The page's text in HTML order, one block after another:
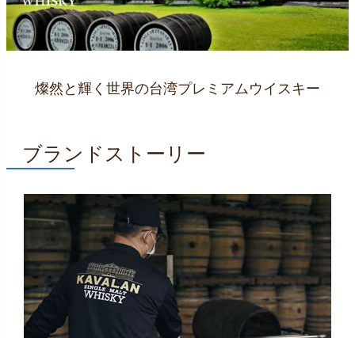
燦然と輝く世界の台湾プレミアムウイスキー
ブランドストーリー